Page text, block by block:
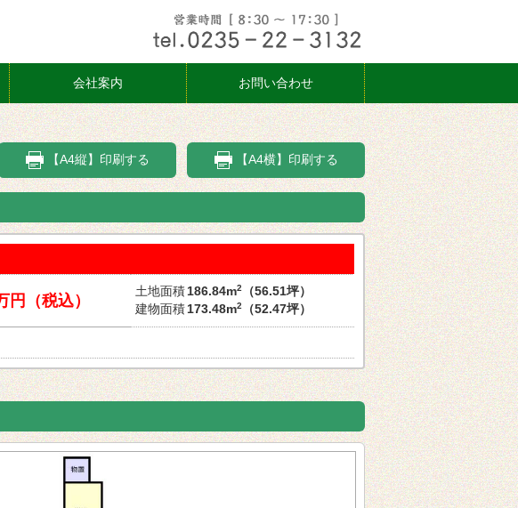
会社案内 お問い合わせ
【A4横】印刷する
【A4縦】印刷する
円（税込）
土地面積186.84m2
（56.51坪）
建物面積173.48m2 （52.47坪）